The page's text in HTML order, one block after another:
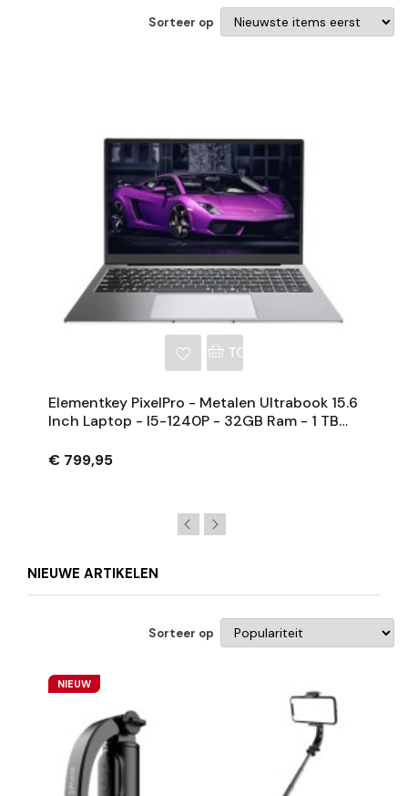
Sorteer op
TOEVOEGEN AAN
Elementkey PixelPro - Metalen Ultrabook 15.6
Inch Laptop - I5-1240P - 32GB Ram - 1 TB
€ 799,95
NIEUWE ARTIKELEN
Sorteer op
NIEUW